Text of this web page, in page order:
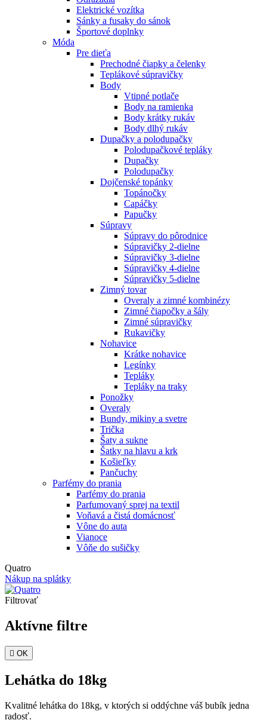
Elektrické vozítka
Sánky a fusaky do sánok
Športové doplnky
Móda
Pre dieťa
Prechodné čiapky a čelenky
Teplákové súpravičky
Body
Vtipné potlače
Body na ramienka
Body krátky rukáv
Body dlhý rukáv
Dupačky a polodupačky
Polodupačkové tepláky
Dupačky
Polodupačky
Dojčenské topánky
Topánočky
Capáčky
Papučky
Súpravy
Súpravy do pôrodnice
Súpravičky 2-dielne
Súpravičky 3-dielne
Súpravičky 4-dielne
Súpravičky 5-dielne
Zimný tovar
Overaly a zimné kombinézy
Zimné čiapočky a šály
Zimné súpravičky
Rukavičky
Nohavice
Krátke nohavice
Legínky
Tepláky
Tepláky na traky
Ponožky
Overaly
Bundy, mikiny a svetre
Trička
Šaty a sukne
Šatky na hlavu a krk
Košieľky
Pančuchy
Parfémy do prania
Parfémy do prania
Parfumovaný sprej na textil
Voňavá a čistá domácnosť
Vône do auta
Vianoce
Vôňe do sušičky
Quatro
Nákup na splátky
Filtrovať
Aktívne filtre
 OK
Lehátka do 18kg
Kvalitné lehátka do 18kg, v ktorých si oddýchne váš bubík jedna
radosť.